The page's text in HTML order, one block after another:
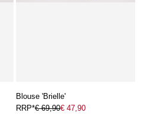
Blouse 'Brielle'
RRP*€ 69,90€ 47,90